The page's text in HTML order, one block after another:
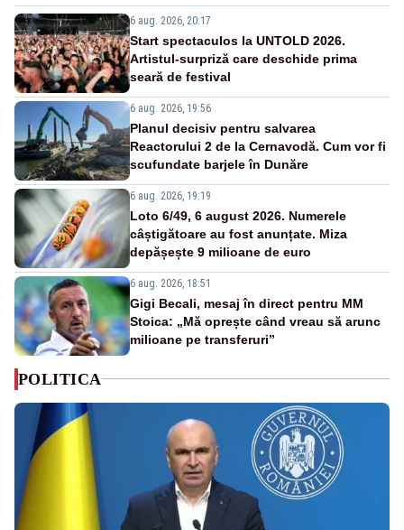
6 aug. 2026, 20:17
Start spectaculos la UNTOLD 2026.
Artistul-surpriză care deschide prima
seară de festival
6 aug. 2026, 19:56
Planul decisiv pentru salvarea
Reactorului 2 de la Cernavodă. Cum vor fi
scufundate barjele în Dunăre
6 aug. 2026, 19:19
Loto 6/49, 6 august 2026. Numerele
câștigătoare au fost anunțate. Miza
depășește 9 milioane de euro
6 aug. 2026, 18:51
Gigi Becali, mesaj în direct pentru MM
Stoica: „Mă oprește când vreau să arunc
milioane pe transferuri”
POLITICA